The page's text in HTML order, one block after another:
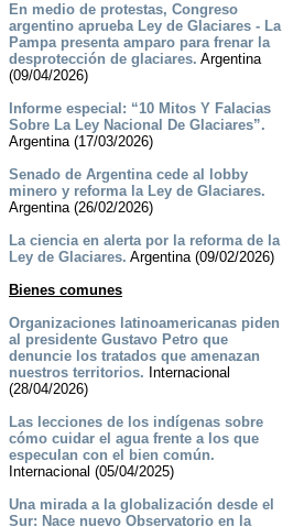
En medio de protestas, Congreso
argentino aprueba Ley de Glaciares - La
Pampa presenta amparo para frenar la
desprotección de glaciares. Argentina
(09/04/2026)
Informe especial: “10 Mitos Y Falacias
Sobre La Ley Nacional De Glaciares”.
Argentina (17/03/2026)
Senado de Argentina cede al lobby
minero y reforma la Ley de Glaciares.
Argentina (26/02/2026)
La ciencia en alerta por la reforma de la
Ley de Glaciares. Argentina (09/02/2026)
Bienes comunes
Organizaciones latinoamericanas piden
al presidente Gustavo Petro que
denuncie los tratados que amenazan
nuestros territorios. Internacional
(28/04/2026)
Las lecciones de los indígenas sobre
cómo cuidar el agua frente a los que
especulan con el bien común.
Internacional (05/04/2025)
Una mirada a la globalización desde el
Sur: Nace nuevo Observatorio en la